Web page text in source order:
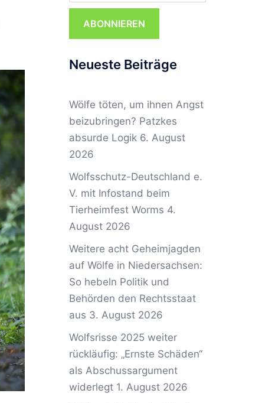
ABONNIEREN
Neueste Beiträge
Wölfe töten, um ihnen Angst
beizubringen? Patzkes
absurde Logik 6. August
2026
Wolfsschutz-Deutschland e.
V. mit Infostand beim
Tierheimfest Worms 4.
August 2026
Weitere acht Geheimjagden
auf Wölfe in Niedersachsen:
So hebeln Politik und
Behörden den Rechtsstaat
aus 3. August 2026
Wolfsrisse 2025 weiter
rückläufig: „Ernste Schäden“
als Abschussargument
widerlegt 1. August 2026